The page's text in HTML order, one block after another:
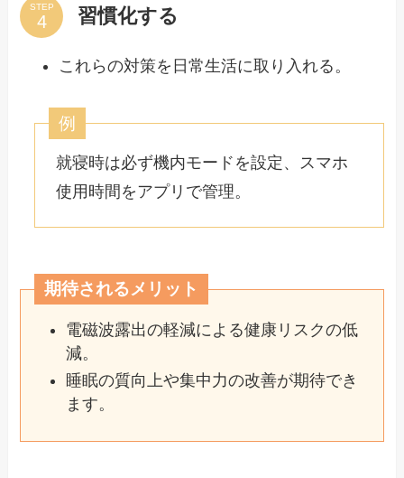
STEP 習慣化する
これらの対策を日常生活に取り入れる。
例
就寝時は必ず機内モードを設定、スマホ
使用時間をアプリで管理。
期待されるメリット
電磁波露出の軽減による健康リスクの低
減。
睡眠の質向上や集中力の改善が期待でき
ます。